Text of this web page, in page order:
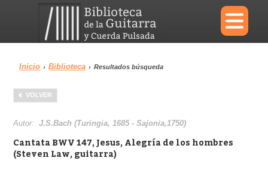
×
Menu
Biblioteca Diccionario
Inicio › Biblioteca › Resultados búsqueda
VOLVER
Autor:J.S.Bach (Turingia, 1685 - Sajonia,1750)
Cantata BWV 147, Jesus, Alegría de los hombres
(Steven Law, guitarra)